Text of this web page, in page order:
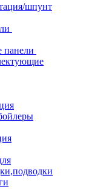
шпунт
панели